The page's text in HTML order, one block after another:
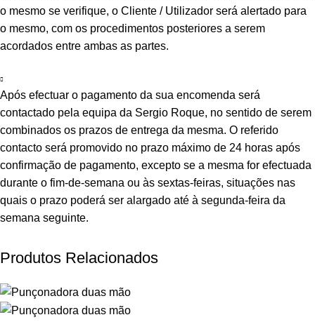
o mesmo se verifique, o Cliente / Utilizador será alertado para
o mesmo, com os procedimentos posteriores a serem
acordados entre ambas as partes.
Após efectuar o pagamento da sua encomenda será
contactado pela equipa da Sergio Roque, no sentido de serem
combinados os prazos de entrega da mesma. O referido
contacto será promovido no prazo máximo de 24 horas após
confirmação de pagamento, excepto se a mesma for efectuada
durante o fim-de-semana ou às sextas-feiras, situações nas
quais o prazo poderá ser alargado até à segunda-feira da
semana seguinte.
Produtos Relacionados